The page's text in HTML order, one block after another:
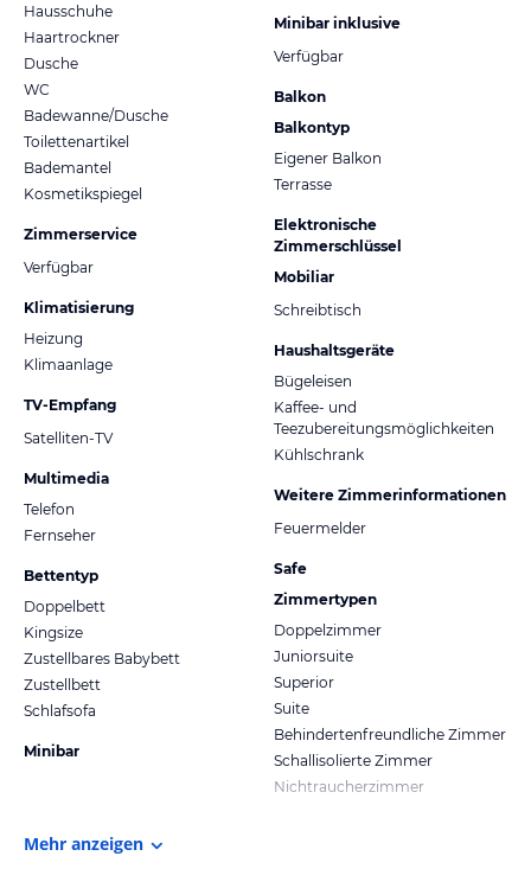
Hausschuhe
Haartrockner
Dusche
WC
Badewanne/Dusche
Toilettenartikel
Bademantel
Kosmetikspiegel
Zimmerservice
Verfügbar
Klimatisierung
Heizung
Klimaanlage
TV-Empfang
Satelliten-TV
Multimedia
Telefon
Fernseher
Bettentyp
Doppelbett
Kingsize
Zustellbares Babybett
Zustellbett
Schlafsofa
Minibar
Minibar inklusive
Verfügbar
Balkon
Balkontyp
Eigener Balkon
Terrasse
Elektronische
Zimmerschlüssel
Mobiliar
Schreibtisch
Haushaltsgeräte
Bügeleisen
Kaffee- und
Teezubereitungsmöglichkeiten
Kühlschrank
Weitere Zimmerinformationen
Feuermelder
Safe
Zimmertypen
Doppelzimmer
Juniorsuite
Superior
Suite
Behindertenfreundliche Zimmer
Schallisolierte Zimmer
Nichtraucherzimmer
Mehr anzeigen